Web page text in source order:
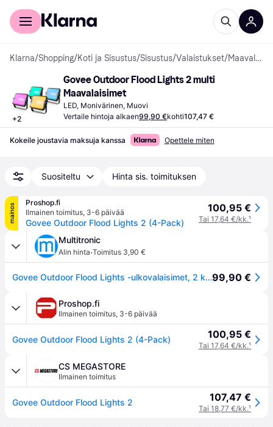
Kuluttajille
Klarna/Shopping/Koti ja Sisustus/Sisustus/Valaistukset/ Maavalaisimet
+2
Govee Outdoor Flood Lights 2 multi
Maavalaisimet
LED, Monivärinen, Muovi
Vertaile hintoja alkaen99,90 €kohti107,47 €
Kokeile joustavia maksuja kanssa Opettele miten
Suositeltu Hinta sis. toimituksen
mainos
Proshop.fi
Ilmainen toimitus, 3-6 päivää
Govee Outdoor Flood Lights 2 (4-Pack)
100,95 €
Tai 17,64 €/kk.¹
Multitronic
Alin hinta·Toimitus 3,90 €
Govee Outdoor Flood Lights -ulkovalaisimet, 2 kpl99,90 €
Proshop.fi
Ilmainen toimitus, 3-6 päivää
Govee Outdoor Flood Lights 2 (4-Pack) 100,95 €
Tai 17,64 €/kk.¹
CS MEGASTORE
Ilmainen toimitus
Govee Outdoor Flood Lights 2 107,47 €
Tai 18,77 €/kk.¹